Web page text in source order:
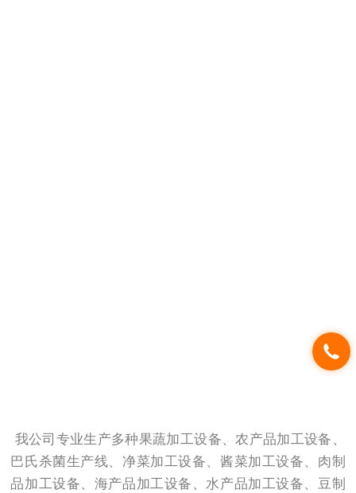
我公司专业生产多种果蔬加工设备、农产品加工设备、
巴氏杀菌生产线、净菜加工设备、酱菜加工设备、肉制
品加工设备、海产品加工设备、水产品加工设备、豆制